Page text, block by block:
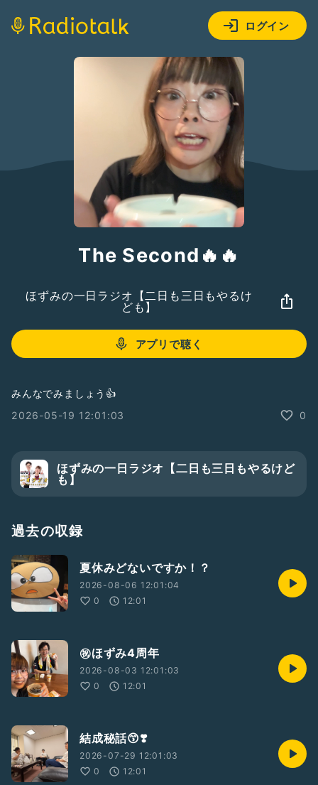
ログイン
The Second🔥🔥
ほずみの一日ラジオ【二日も三日もやるけ
ども】
アプリで聴く
みんなでみましょう👍
2026-05-19 12:01:03
0
ほずみの一日ラジオ【二日も三日もやるけど
も】
過去の収録
夏休みどないですか！？
2026-08-06 12:01:04
0
12:01
㊗️ほずみ4周年
2026-08-03 12:01:03
0
12:01
結成秘話😙❣️
2026-07-29 12:01:03
0
12:01